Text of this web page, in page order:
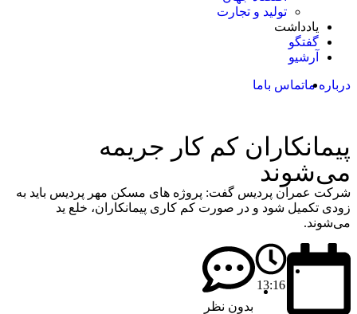
تولید و تجارت
یادداشت
گفتگو
آرشیو
درباره ماتماس باما
پیمانکاران کم کار جریمه
می‌شوند
شرکت عمران پردیس گفت: پروژه های مسکن مهر پردیس باید به
زودی تکمیل شود و در صورت کم کاری پیمانکاران، خلع ید
می‌شوند.
13:16
بدون نظر